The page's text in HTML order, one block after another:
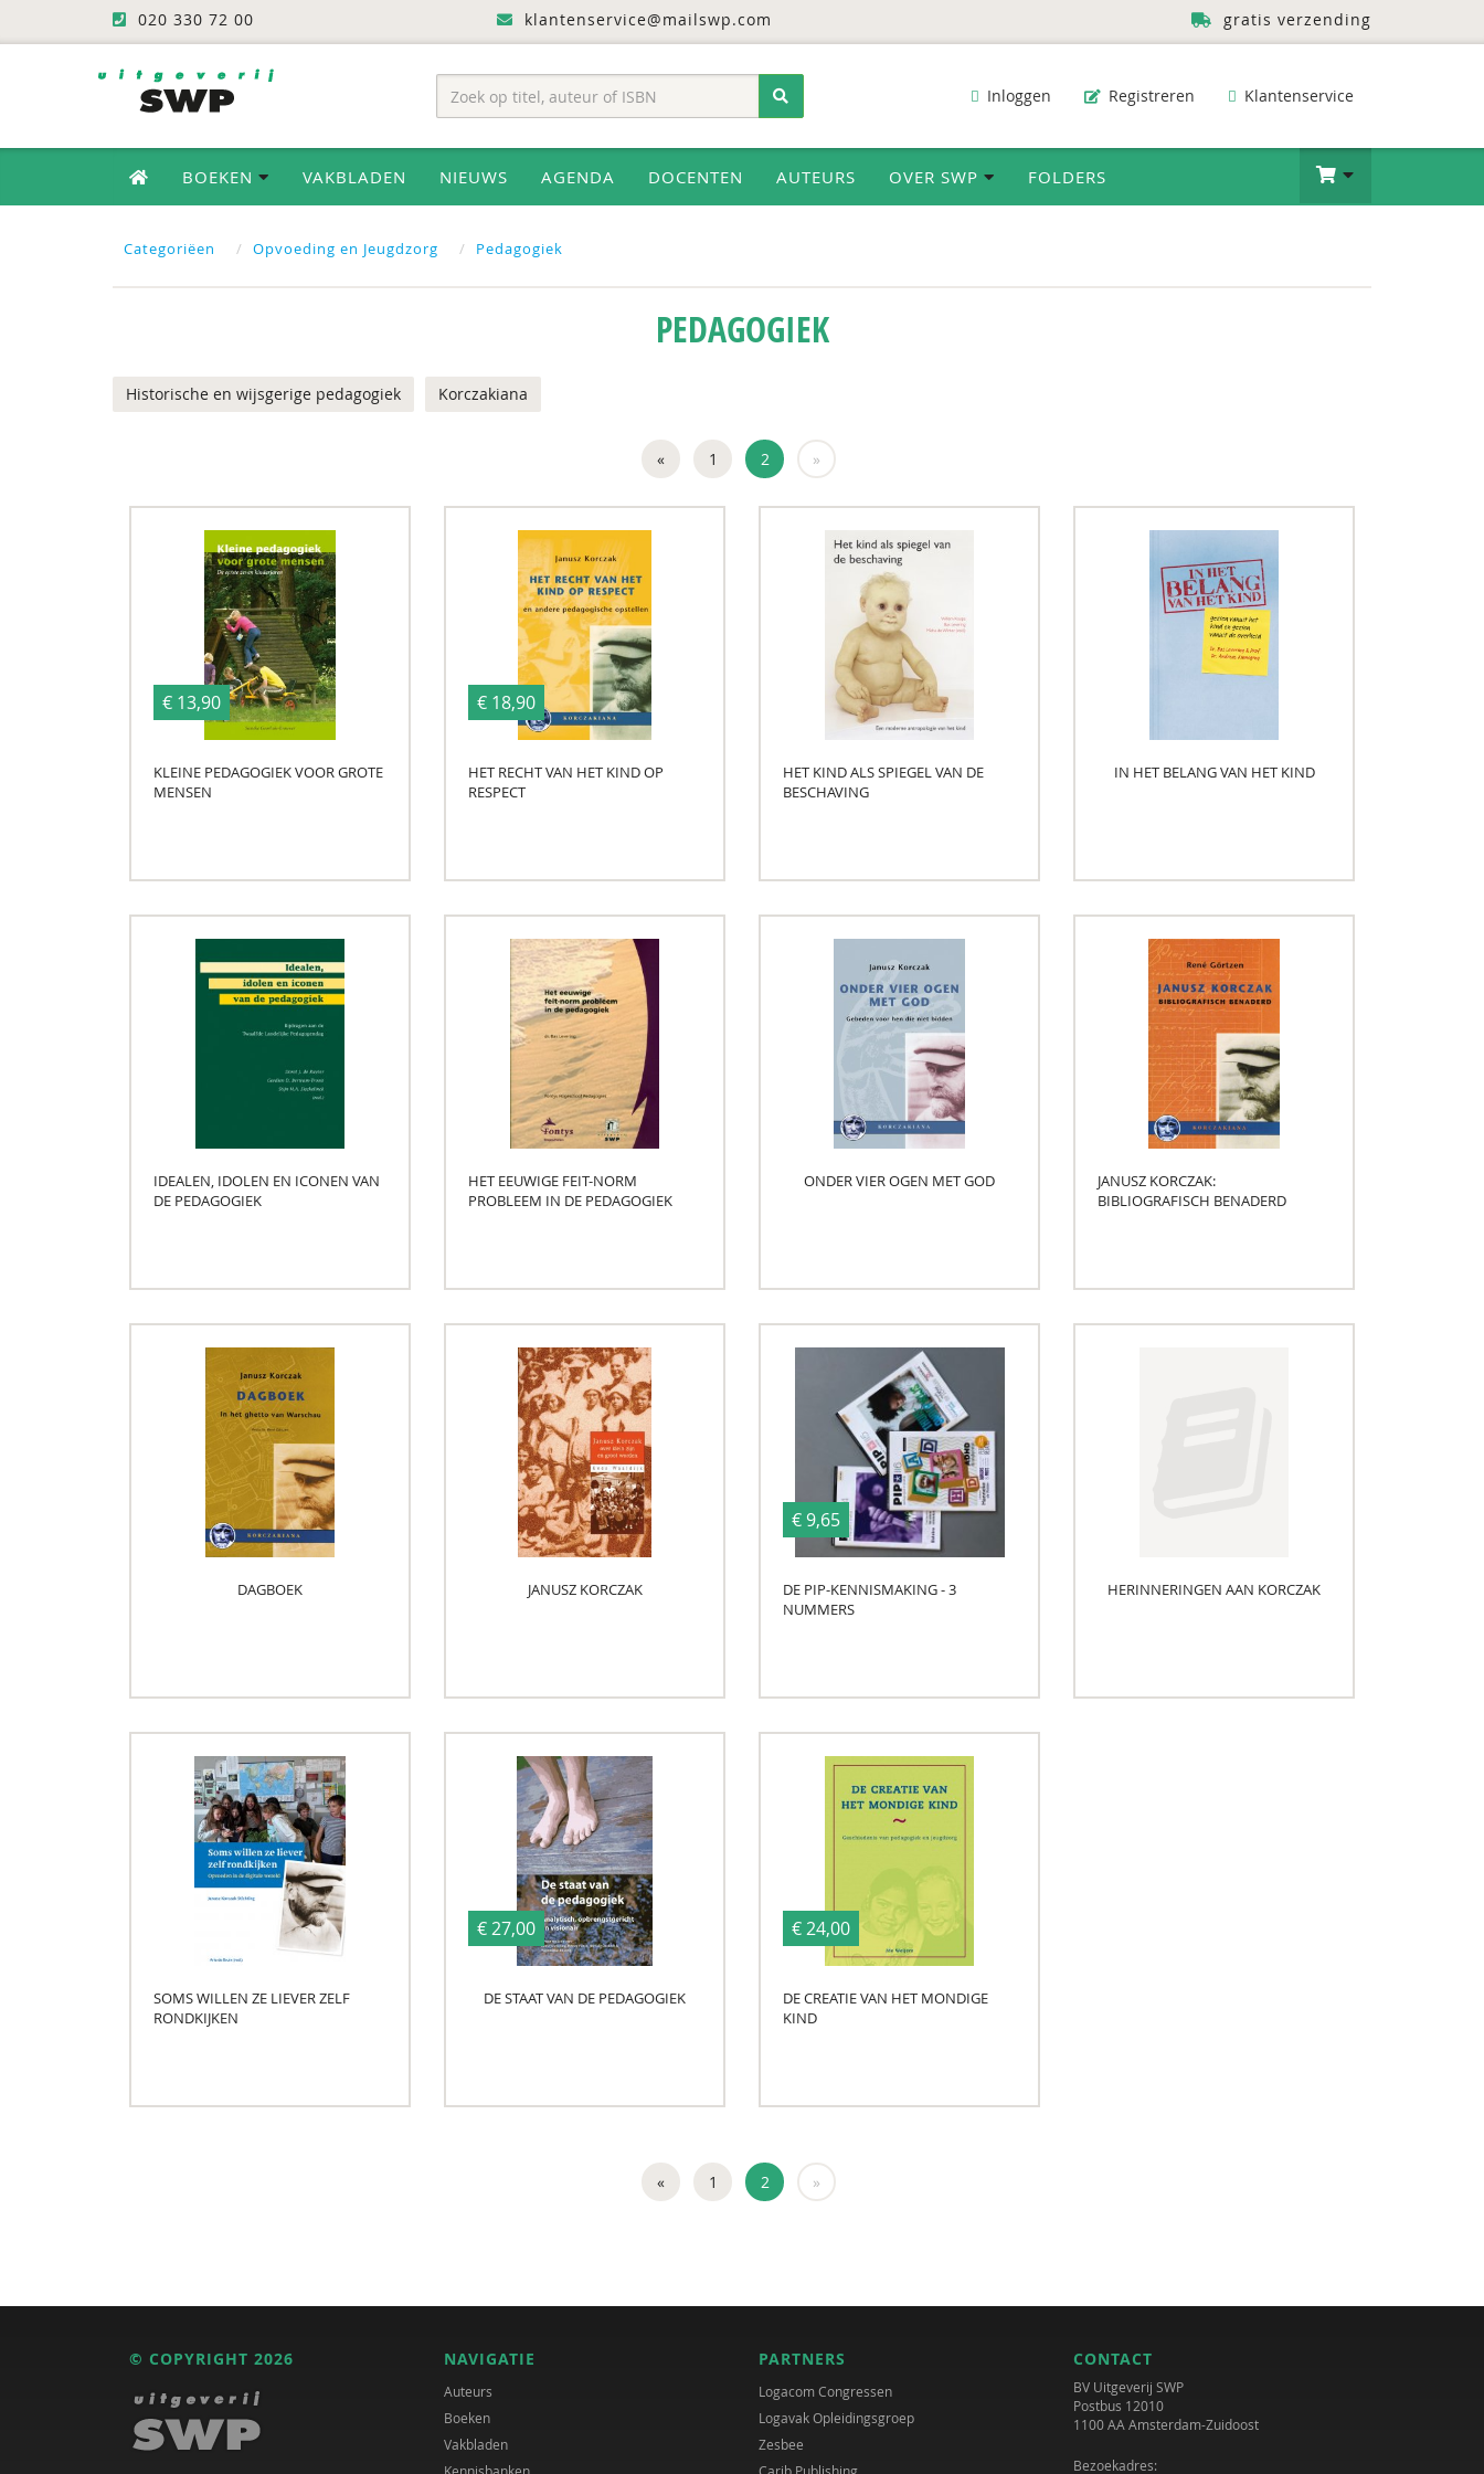
020 330 72 00 klantenservice@mailswp.com gratis verzending
Inloggen Registreren Klantenservice
BOEKEN VAKBLADEN NIEUWS AGENDA DOCENTEN AUTEURS OVER SWP FOLDERS
Categoriëen Opvoeding en Jeugdzorg Pedagogiek
PEDAGOGIEK
Historische en wijsgerige pedagogiek Korczakiana
« 1 2 »
€ 13,90
KLEINE PEDAGOGIEK VOOR GROTE
MENSEN
€ 18,90
HET RECHT VAN HET KIND OP
RESPECT
HET KIND ALS SPIEGEL VAN DE
BESCHAVING
IN HET BELANG VAN HET KIND
IDEALEN, IDOLEN EN ICONEN VAN
DE PEDAGOGIEK
HET EEUWIGE FEIT-NORM
PROBLEEM IN DE PEDAGOGIEK
ONDER VIER OGEN MET GOD
JANUSZ KORCZAK:
BIBLIOGRAFISCH BENADERD
DAGBOEK JANUSZ KORCZAK
€ 9,65
DE PIP-KENNISMAKING - 3
NUMMERS
HERINNERINGEN AAN KORCZAK
SOMS WILLEN ZE LIEVER ZELF
RONDKIJKEN
€ 27,00
DE STAAT VAN DE PEDAGOGIEK
€ 24,00
DE CREATIE VAN HET MONDIGE
KIND
« 1 2 »
© COPYRIGHT 2026 NAVIGATIE
Auteurs
Boeken
Vakbladen
PARTNERS
Logacom Congressen
Logavak Opleidingsgroep
Zesbee
CONTACT
BV Uitgeverij SWP
Postbus 12010
1100 AA Amsterdam-Zuidoost
Bezoekadres: